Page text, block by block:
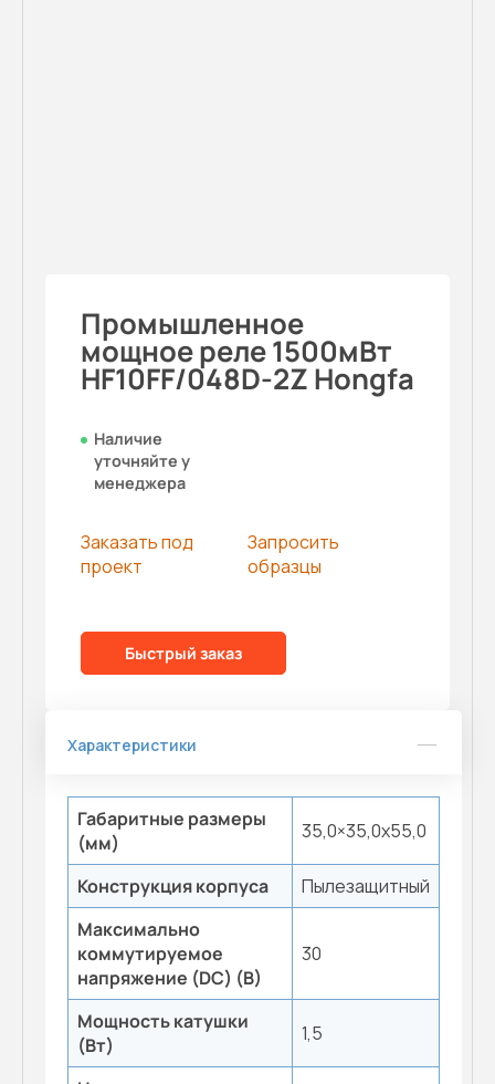
Промышленное
мощное реле 1500мВт
HF10FF/048D-2Z Hongfa
Наличие
уточняйте у
менеджера
Заказать под
проект
Запросить
образцы
Быстрый заказ
Характеристики
Габаритные размеры
(мм)
35,0×35,0x55,0
Конструкция корпуса
Пылезащитный
Максимально
коммутируемое
напряжение (DC) (В)
30
Мощность катушки
(Вт)
1,5